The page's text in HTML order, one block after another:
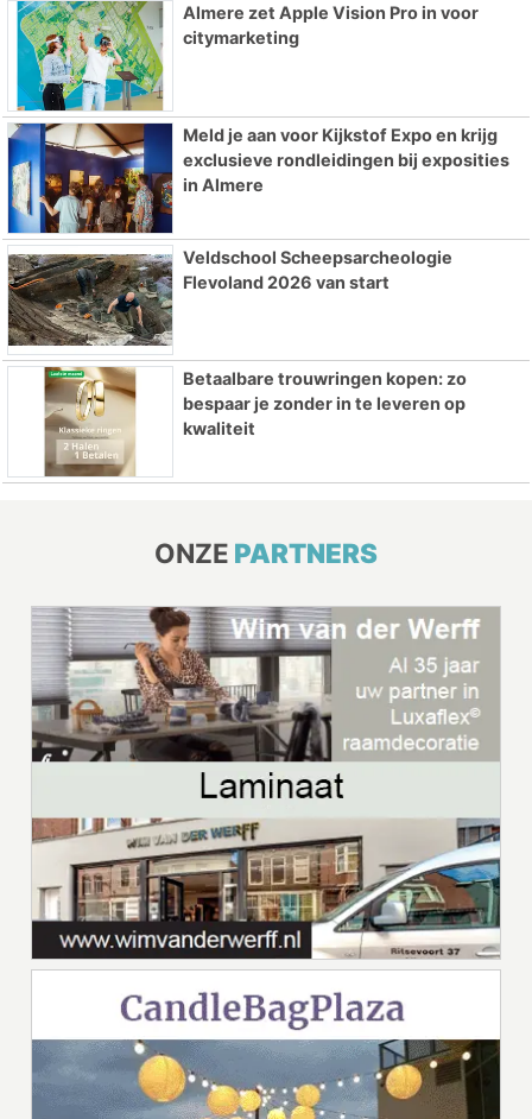
Almere zet Apple Vision Pro in voor
citymarketing
Meld je aan voor Kijkstof Expo en krijg
exclusieve rondleidingen bij exposities
in Almere
Veldschool Scheepsarcheologie
Flevoland 2026 van start
Betaalbare trouwringen kopen: zo
bespaar je zonder in te leveren op
kwaliteit
ONZE PARTNERS